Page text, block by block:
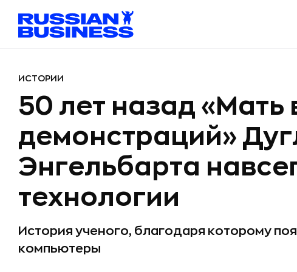
ИСТОРИИ
50 лет назад «Мать
демонстраций»
Энгельбарта
технологии
История ученого, благодаря которому
компьютеры